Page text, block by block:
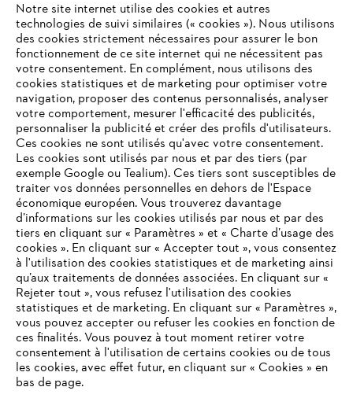
L'Entreprise
Questions / Réponses
Service
Conditions Générales de Vente
VOTRE NAVIGATEUR INTERNET
N'EST PLUS PRIS EN CHARGE
Vous utilisez un navigateur Internet que nous ne prenons plus
en charge, et certaines fonctionnalités de notre site ne
peuvent fonctionner correctement. Pour une utilisation
Notre site internet utilise des cookies et autres
technologies de suivi similaires (« cookies »). Nous utilisons
des cookies strictement nécessaires pour assurer le bon
fonctionnement de ce site internet qui ne nécessitent pas
votre consentement. En complément, nous utilisons des
cookies statistiques et de marketing pour optimiser votre
navigation, proposer des contenus personnalisés, analyser
votre comportement, mesurer l'efficacité des publicités,
personnaliser la publicité et créer des profils d'utilisateurs.
Ces cookies ne sont utilisés qu'avec votre consentement.
Les cookies sont utilisés par nous et par des tiers (par
exemple Google ou Tealium). Ces tiers sont susceptibles de
traiter vos données personnelles en dehors de l'Espace
économique européen. Vous trouverez davantage
d’informations sur les cookies utilisés par nous et par des
tiers en cliquant sur « Paramètres » et « Charte d’usage des
cookies ». En cliquant sur « Accepter tout », vous consentez
à l'utilisation des cookies statistiques et de marketing ainsi
qu’aux traitements de données associées. En cliquant sur «
Rejeter tout », vous refusez l'utilisation des cookies
statistiques et de marketing. En cliquant sur « Paramètres »,
vous pouvez accepter ou refuser les cookies en fonction de
ces finalités. Vous pouvez à tout moment retirer votre
consentement à l'utilisation de certains cookies ou de tous
les cookies, avec effet futur, en cliquant sur « Cookies » en
bas de page.